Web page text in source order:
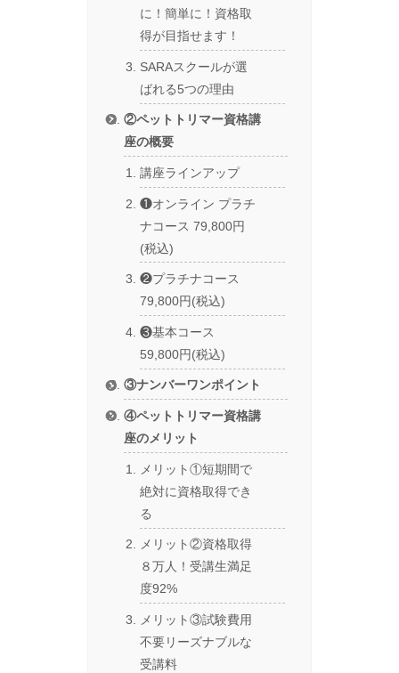
に！簡単に！資格取
得が目指せます！
SARAスクールが選
ばれる5つの理由
②ペットトリマー資格講
座の概要
講座ラインアップ
❶オンライン プラチ
ナコース 79,800円
(税込)
❷プラチナコース
79,800円(税込)
❸基本コース
59,800円(税込)
③ナンバーワンポイント
④ペットトリマー資格講
座のメリット
メリット①短期間で
絶対に資格取得でき
る
メリット②資格取得
８万人！受講生満足
度92%
メリット③試験費用
不要リーズナブルな
受講料